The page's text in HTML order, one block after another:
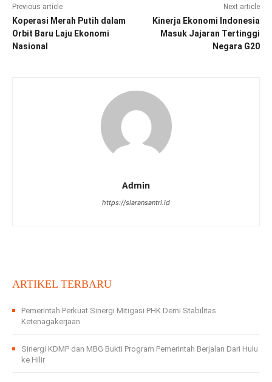
Previous article
Koperasi Merah Putih dalam
Orbit Baru Laju Ekonomi
Nasional
Next article
Kinerja Ekonomi Indonesia
Masuk Jajaran Tertinggi
Negara G20
Admin
https://siaransantri.id
ARTIKEL TERBARU
Pemerintah Perkuat Sinergi Mitigasi PHK Demi Stabilitas
Ketenagakerjaan
Sinergi KDMP dan MBG Bukti Program Pemerintah Berjalan Dari Hulu
ke Hilir